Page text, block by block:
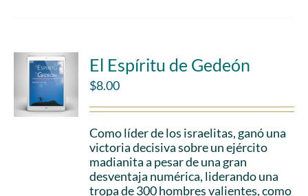
El Espíritu de Gedeón
$8.00
Como líder de los israelitas, ganó una
victoria decisiva sobre un ejército
madianita a pesar de una gran
desventaja numérica, liderando una
tropa de 300 hombres valientes, como